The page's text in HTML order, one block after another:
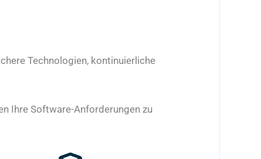
Technologien, kontinuierliche
Ihre Software-Anforderungen zu